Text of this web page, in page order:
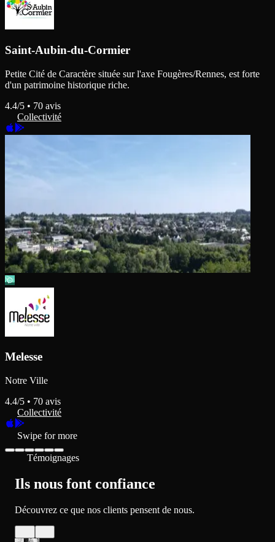
Saint-Aubin-du-Cormier
Petite Cité de Caractère située sur l'axe Fougères/Rennes, est forte
d'un patrimoine historique riche.
4.4/5 • 70 avis
Collectivité
Melesse
Notre Ville
4.4/5 • 70 avis
Collectivité
Swipe for more
Témoignages
Ils nous font confiance
Découvrez ce que nos clients pensent de nous.